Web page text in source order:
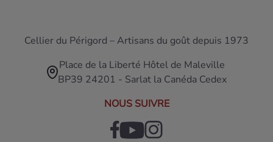
Cellier du Périgord – Artisans du goût depuis 1973
Place de la Liberté Hôtel de Maleville
BP39 24201 - Sarlat la Canéda Cedex
NOUS SUIVRE